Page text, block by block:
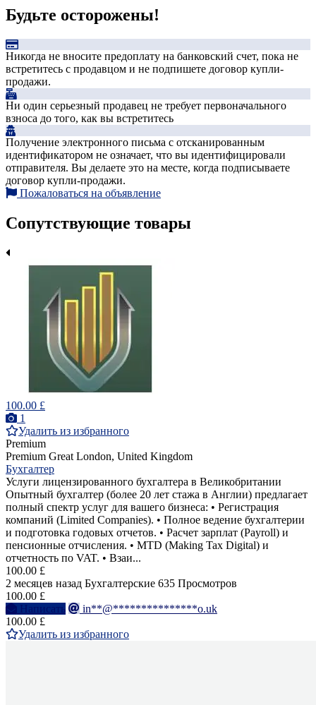
Будьте осторожены!
Никогда не вносите предоплату на банковский счет, пока не
встретитесь с продавцом и не подпишете договор купли-
продажи.
Ни один серьезный продавец не требует первоначального
взноса до того, как вы встретитесь
Получение электронного письма с отсканированным
идентификатором не означает, что вы идентифицировали
отправителя. Вы делаете это на месте, когда подписываете
договор купли-продажи.
Пожаловаться на объявление
Сопутствующие товары
100.00 £
1
Удалить из избранного
Premium
Premium Great London, United Kingdom
Бухгалтер
Услуги лицензированного бухгалтера в Великобритании
Опытный бухгалтер (более 20 лет стажа в Англии) предлагает
полный спектр услуг для вашего бизнеса: • Регистрация
компаний (Limited Companies). • Полное ведение бухгалтерии
и подготовка годовых отчетов. • Расчет зарплат (Payroll) и
пенсионные отчисления. • MTD (Making Tax Digital) и
отчетность по VAT. • Взаи...
100.00 £
2 месяцев назад Бухгалтерские 635 Просмотров
100.00 £
Написать
in**@***************o.uk
100.00 £
Удалить из избранного